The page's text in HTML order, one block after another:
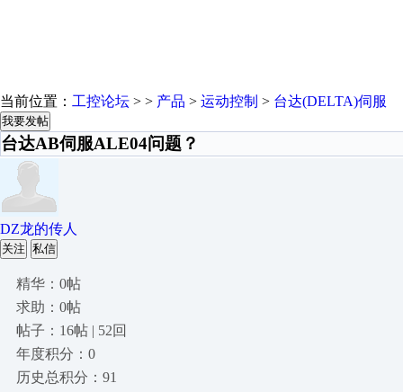
当前位置： 工控论坛 > > 产品 > 运动控制 > 台达(DELTA)伺服
我要发帖
台达AB伺服ALE04问题？
DZ龙的传人
关注 私信
精华：0帖
求助：0帖
帖子：16帖 | 52回
年度积分：0
历史总积分：91